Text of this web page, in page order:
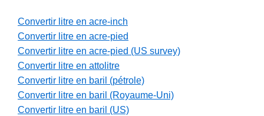
Convertir litre en acre-inch
Convertir litre en acre-pied
Convertir litre en acre-pied (US survey)
Convertir litre en attolitre
Convertir litre en baril (pétrole)
Convertir litre en baril (Royaume-Uni)
Convertir litre en baril (US)